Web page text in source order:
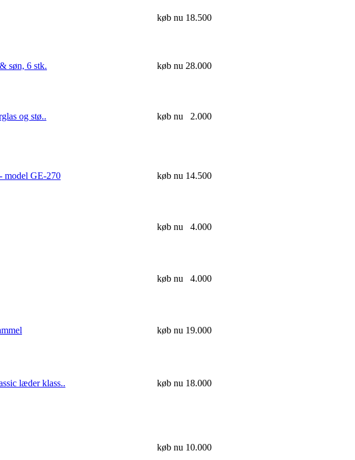
køb nu 18.500
søn, 6 stk. køb nu 28.000
og stø.. køb nu 2.000
model GE-270 køb nu 14.500
køb nu 4.000
køb nu 4.000
køb nu 19.000
læder klass.. køb nu 18.000
køb nu 10.000